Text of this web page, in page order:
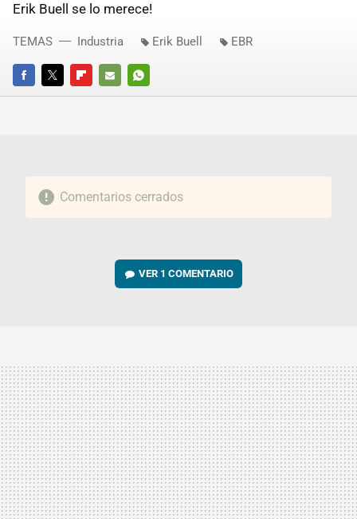
Erik Buell se lo merece!
FACEBOOKTWITTERFLIPBOARD
E-
WHATSAPP
TEMAS Industria Erik Buell EBR
Comentarios cerrados
VER 1 COMENTARIO